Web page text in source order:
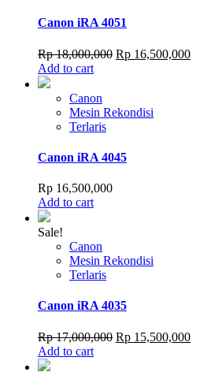
Canon iRA 4051
Rp18,000,000 Original
Rp 16,500,000Current
Add to cart
Canon
Mesin Rekondisi
Terlaris
Canon iRA 4045
Rp 16,500,000
Add to cart
Sale!
Canon
Mesin Rekondisi
Terlaris
Canon iRA 4035
Rp17,000,000 Original
Rp 15,500,000Current
Add to cart